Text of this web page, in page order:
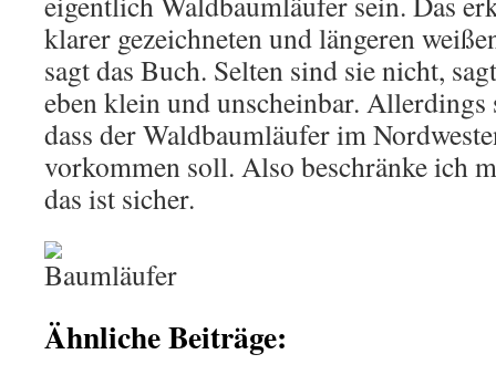
klarer gezeichneten und längeren
sagt das Buch. Selten sind sie nicht,
eben klein und unscheinbar. Allerdings
dass der Waldbaumläufer im
vorkommen soll. Also beschränke ich
das ist sicher.
Ähnliche Beiträge: